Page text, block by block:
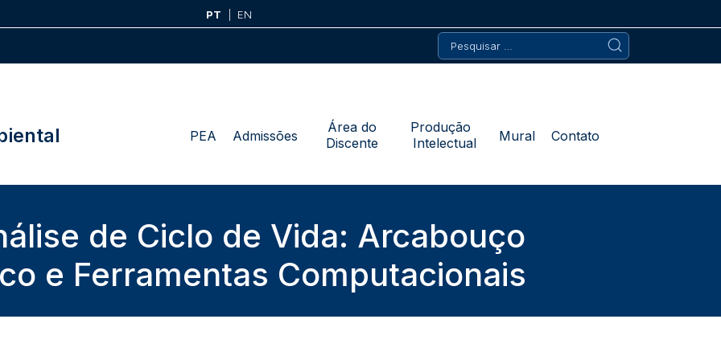
PT
EN
Pesquisar
por:
PEA Admissões
Área do
Discente
Produção
Intelectual
Mural Contato
de Ciclo de Vida: Arcabouço
e Ferramentas Computacionais